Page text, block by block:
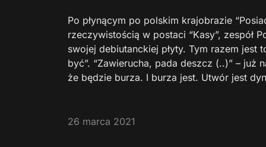
Po płynącym po polskim krajobrazie
rzeczywistością w postaci “Kasy”, zespół
swojej debiutanckiej płyty. Tym razem jest
być”. “Zawierucha, pada deszcz (..)” – już
że będzie burza. I burza jest. Utwór jest
26 marca 2021